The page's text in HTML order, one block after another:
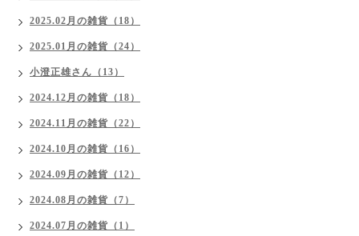
2025.02月の雑貨（18）
2025.01月の雑貨（24）
小澄正雄さん（13）
2024.12月の雑貨（18）
2024.11月の雑貨（22）
2024.10月の雑貨（16）
2024.09月の雑貨（12）
2024.08月の雑貨（7）
2024.07月の雑貨（1）